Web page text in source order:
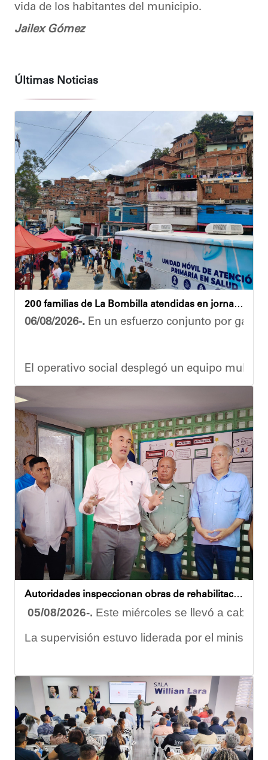
vida de los habitantes del municipio.
Jailex Gómez
Últimas Noticias
200 familias de La Bombilla atendidas en jornada integral
06/08/2026-. En un esfuerzo conjunto por
El operativo social desplegó un equipo
Durante la actividad, los asistentes contaron
Eudicis Viva, habitante de la comunidad y
Esta iniciativa se enmarca en la política social
Oskarina Rosso
Autoridades inspeccionan obras de rehabilitación en la U.E.N. José Antonio Calcaño en Caucagüita
05/08/2026-. Este miércoles se llevó a cabo
La supervisión estuvo liderada por el ministro
Las obras en ejecución contemplan la pintura
El alcalde Diógenes Lara expresó sus
"Damos las gracias por esta recuperación en
​Por su parte, el gobernador del estado